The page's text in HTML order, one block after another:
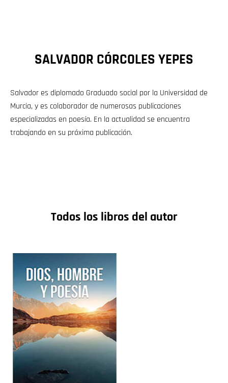
SALVADOR CÓRCOLES YEPES
Salvador es diplomado Graduado social por la Universidad de
Murcia, y es colaborador de numerosas publicaciones
especializadas en poesía. En la actualidad se encuentra
trabajando en su próxima publicación.
Todos los libros del autor